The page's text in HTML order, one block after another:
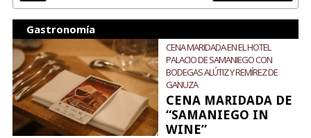
Gastronomía
CENA MARIDADA EN EL HOTEL
PALACIO DE SAMANIEGO CON
BODEGAS ALÚTIZ Y REMÍREZ DE
GANUZA
CENA MARIDADA DE
“SAMANIEGO IN
WINE”